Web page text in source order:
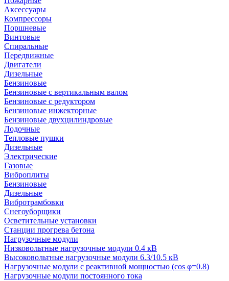
Аксессуары
Компрессоры
Поршневые
Винтовые
Спиральные
Передвижные
Двигатели
Дизельные
Бензиновые
Бензиновые с вертикальным валом
Бензиновые с редуктором
Бензиновые инжекторные
Бензиновые двухцилиндровые
Лодочные
Тепловые пушки
Дизельные
Электрические
Газовые
Виброплиты
Бензиновые
Дизельные
Вибротрамбовки
Снегоуборщики
Осветительные установки
Станции прогрева бетона
Нагрузочные модули
Низковольтные нагрузочные модули 0.4 кВ
Высоковольтные нагрузочные модули 6.3/10.5 кВ
Нагрузочные модули с реактивной мощностью (cos φ=0.8)
Нагрузочные модули постоянного тока